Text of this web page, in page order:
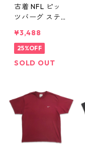
古着 NFL ピッ
ツバーグ ステ
創設周年記念
プリントTシャ
ツ シングルス
d410336n w60
731
¥3,488
25%OFF
SOLD OUT